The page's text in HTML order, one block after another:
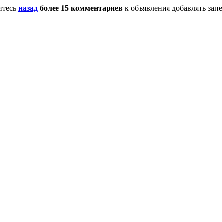
назад более 15 комментариевк объявления добавлять